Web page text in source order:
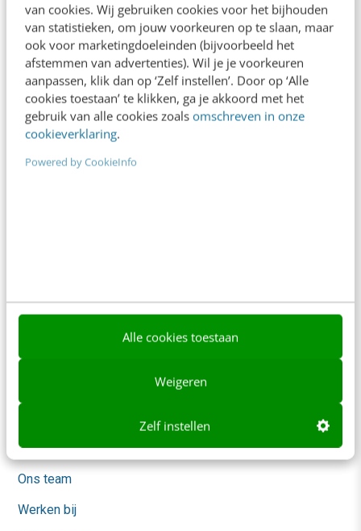
van cookies. Wij gebruiken cookies voor het bijhouden
van statistieken, om jouw voorkeuren op te slaan, maar
ook voor marketingdoeleinden (bijvoorbeeld het
afstemmen van advertenties). Wil je je voorkeuren
aanpassen, klik dan op ‘Zelf instellen’. Door op ‘Alle
cookies toestaan’ te klikken, ga je akkoord met het
gebruik van alle cookies zoals omschreven in onze
cookieverklaring.
Powered by CookieInfo
Alle cookies toestaan
Weigeren
Zelf instellen
Meer weten
Contact Redactie
Adverteren
Over ons
Ons team
Werken bij